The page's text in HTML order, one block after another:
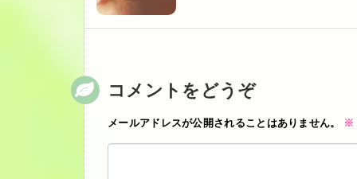
コメントをどうぞ
メールアドレスが公開されることはありません。 ※